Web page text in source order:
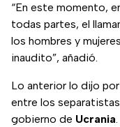
“En este momento,
todas partes, el
los hombres y
inaudito”, añadió.
Lo anterior lo dijo
entre los
gobierno de Ucrania